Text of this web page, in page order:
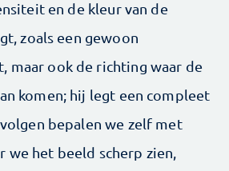
en de kleur van de
zoals een gewoon
maar ook de richting waar de
komen; hij legt een compleet
bepalen we zelf met
we het beeld scherp zien,